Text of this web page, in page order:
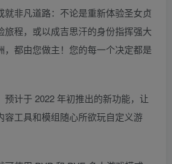
就非凡道路：不论是重新体验圣女贞
旅程，或以成吉思汗的身份指挥强大
，都由您做主！您的每一个决定都是
计于 2022 年初推出的新功能，让
容工具和模组随心所欲玩自定义游